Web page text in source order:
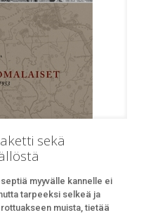
sekä
myyvälle kannelle ei
tarpeeksi selkeä ja
muista, tietää